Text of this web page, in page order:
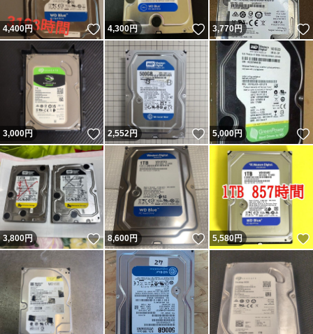
4,400円 いいね！
4,300円 いいね！
3,770円
3,000円 いいね！
2,552円 いいね！
5,000円
3,800円 いいね！
8,600円 いいね！
5,580円